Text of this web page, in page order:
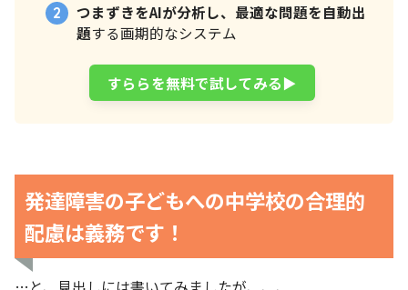
つまずきをAIが分析し、最適な問題を自動出
題する画期的なシステム
すららを無料で試してみる▶
発達障害の子どもへの中学校の合理的
配慮は義務です！